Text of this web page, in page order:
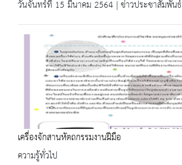
วันจันทร์ที่ 15 มีนาคม 2564 | ข่าวประชาสัมพันธ์
เครื่องจักสานหัตถกรรมงานฝีมือ
ความรู้ทั่วไป